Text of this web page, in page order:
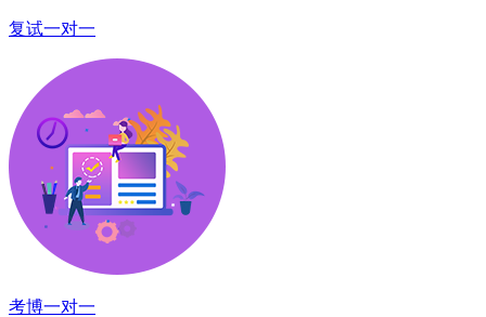
复试一对一
考博一对一